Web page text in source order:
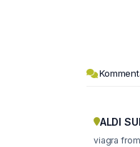
ALDI
viagra from